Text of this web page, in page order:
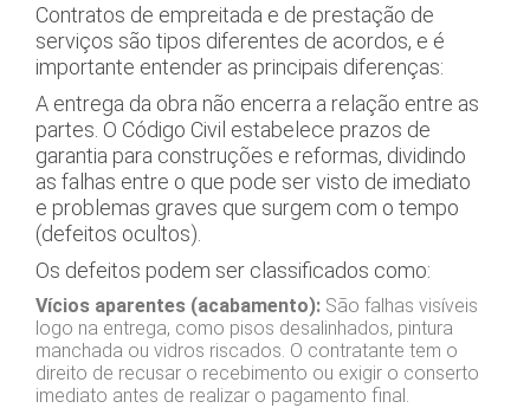
Contratos de empreitada e de prestação de
serviços são tipos diferentes de acordos, e é
importante entender as principais diferenças:
A entrega da obra não encerra a relação entre as
partes. O Código Civil estabelece prazos de
garantia para construções e reformas, dividindo
as falhas entre o que pode ser visto de imediato
e problemas graves que surgem com o tempo
(defeitos ocultos).
Os defeitos podem ser classificados como:
Vícios aparentes (acabamento): São falhas visíveis
logo na entrega, como pisos desalinhados, pintura
manchada ou vidros riscados. O contratante tem o
direito de recusar o recebimento ou exigir o conserto
imediato antes de realizar o pagamento final.